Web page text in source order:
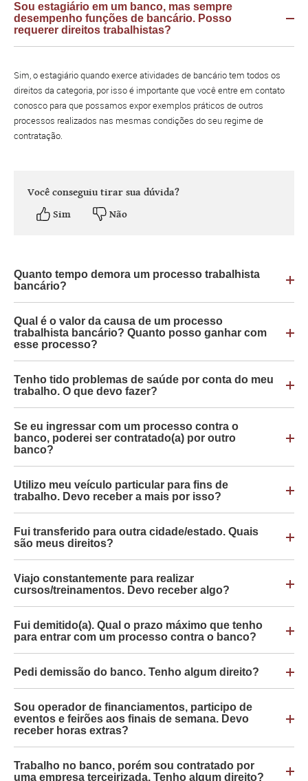
Sou estagiário em um banco, mas sempre
desempenho funções de bancário. Posso
requerer direitos trabalhistas?
Sim, o estagiário quando exerce atividades de bancário tem todos os
direitos da categoria, por isso é importante que você entre em contato
conosco para que possamos expor exemplos práticos de outros
processos realizados nas mesmas condições do seu regime de
contratação.
Você conseguiu tirar sua dúvida?
Sim
Não
Quanto tempo demora um processo trabalhista
bancário?
Qual é o valor da causa de um processo
trabalhista bancário? Quanto posso ganhar com
esse processo?
Tenho tido problemas de saúde por conta do meu
trabalho. O que devo fazer?
Se eu ingressar com um processo contra o
banco, poderei ser contratado(a) por outro
banco?
Utilizo meu veículo particular para fins de
trabalho. Devo receber a mais por isso?
Fui transferido para outra cidade/estado. Quais
são meus direitos?
Viajo constantemente para realizar
cursos/treinamentos. Devo receber algo?
Fui demitido(a). Qual o prazo máximo que tenho
para entrar com um processo contra o banco?
Pedi demissão do banco. Tenho algum direito?
Sou operador de financiamentos, participo de
eventos e feirões aos finais de semana. Devo
receber horas extras?
Trabalho no banco, porém sou contratado por
uma empresa terceirizada. Tenho algum direito?